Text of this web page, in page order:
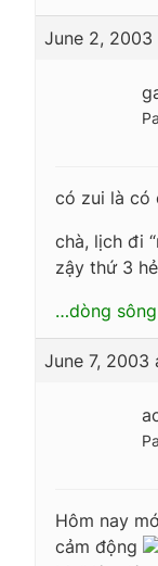
June 2, 2003
có zui là có
chà, lịch đi
zậy thứ 3
…dòng
June 7, 2003
Hôm nay
cảm động